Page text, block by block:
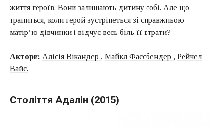
життя героїв. Вони залишають дитину собі. Але що
трапиться, коли герой зустрінеться зі справжньою
матір’ю дівчинки і відчує весь біль її втрати?
Актори: Алісія Вікандер , Майкл Фассбендер , Рейчел
Вайс.
Століття Адалін (2015)